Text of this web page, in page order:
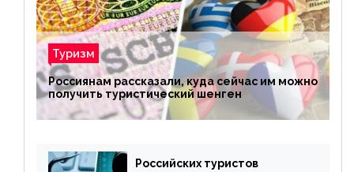
Туризм
Россиянам рассказали, куда сейчас им можно
получить туристический шенген
Российских туристов